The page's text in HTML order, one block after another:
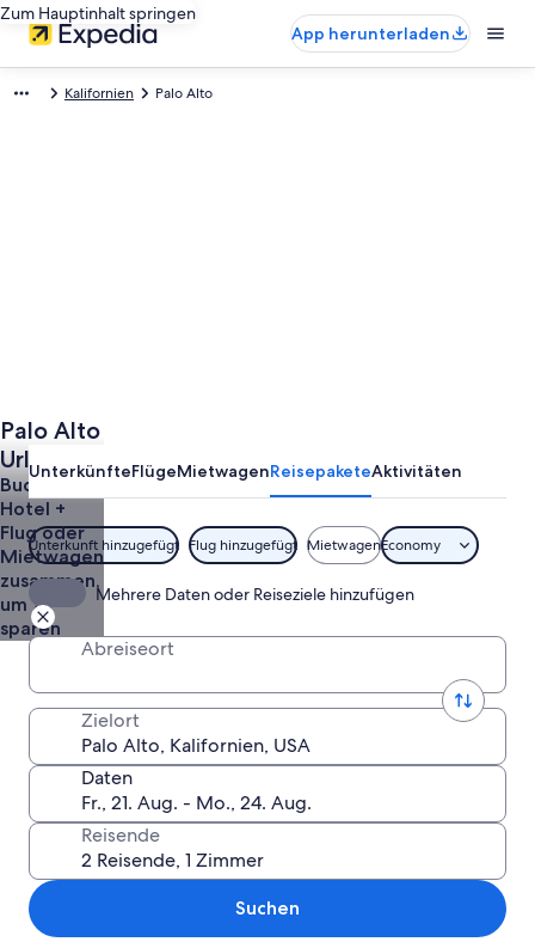
Zum Hauptinhalt springen
App herunterladen
Kalifornien Palo Alto
Palo Alto
Urlaub
günstig
buchen
Buche
Hotel +
Flug oder
Mietwagen
zusammen,
um zu
sparen
UnterkünfteFlügeMietwagenReisepaketeAktivitäten
Unterkunft hinzugefügt Flug hinzugefügt MietwagenEconomy
Mehrere Daten oder Reiseziele hinzufügen
Abreiseort
Zielort
Daten
Reisende
Suchen